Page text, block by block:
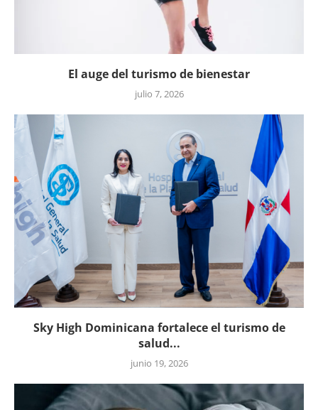
El auge del turismo de bienestar
julio 7, 2026
Sky High Dominicana fortalece el turismo de
salud...
junio 19, 2026